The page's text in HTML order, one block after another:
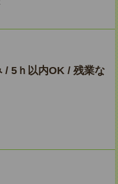
/ 5ｈ以内OK / 残業な